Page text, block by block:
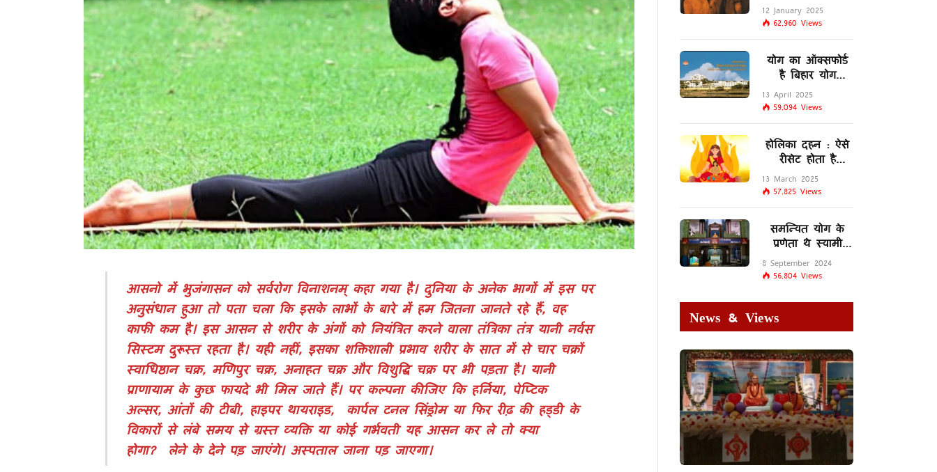
आसनो में भुजंगासन को सर्वरोग विनाशनम् कहा गया है। दुनिया के अनेक भागों में इस पर
अनुसंधान हुआ तो पता चला कि इसके लाभों के बारे में हम जितना जानते रहे हैं, वह
काफी कम है। इस आसन से शरीर के अंगों को नियंत्रित करने वाला तंत्रिका तंत्र यानी नर्वस
सिस्टम दुरूस्त रहता है। यही नहीं, इसका शक्तिशाली प्रभाव शरीर के सात में से चार चक्रों
स्वाधिष्ठान चक्र, मणिपुर चक्र, अनाहत चक्र और विशुद्धि चक्र पर भी पड़ता है। यानी
प्राणायाम के कुछ फायदे भी मिल जाते हैं। पर कल्पना कीजिए कि हर्निया, पेप्टिक
अल्सर, आंतों की टीबी, हाइपर थायराइड, कार्पल टनल सिंड्रोम या फिर रीढ़ की हड्डी के
विकारों से लंबे समय से ग्रस्त व्यक्ति या कोई गर्भवती यह आसन कर ले तो क्या
होगा? लेने के देने पड़ जाएंगे। अस्पताल जाना पड़ जाएगा।
12 January 2025
62,960 Views
योग का ऑक्सफोर्ड
है बिहार योग
विद्यालय
13 April 2025
59,094 Views
होलिका दहन : ऐसे
रीसेट होता है
मस्तिष्क का
लिम्बिक सिस्टम
13 March 2025
57,825 Views
समन्वित योग के
प्रणेता थे स्वामी
शिवानंद सरस्वती
8 September 2024
56,804 Views
News & Views